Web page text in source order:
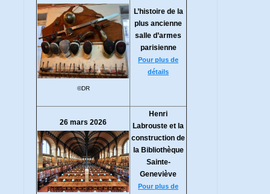
©DR
L’histoire de la
plus ancienne
salle d’armes
parisienne
Pour plus de
détails
26 mars 2026
Henri
Labrouste et la
construction de
la Bibliothèque
Sainte-
Geneviève
Pour plus de